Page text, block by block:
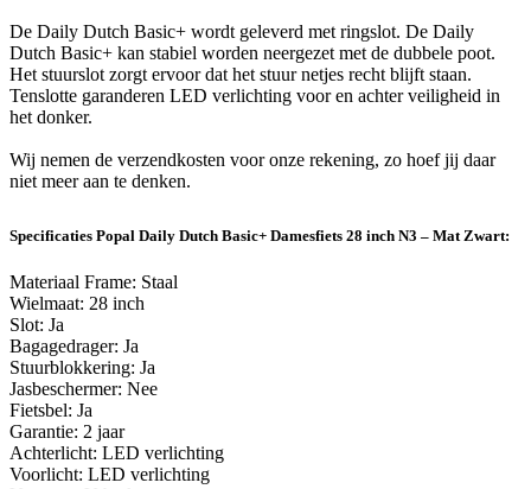
De Daily Dutch Basic+ wordt geleverd met ringslot. De Daily
Dutch Basic+ kan stabiel worden neergezet met de dubbele poot.
Het stuurslot zorgt ervoor dat het stuur netjes recht blijft staan.
Tenslotte garanderen LED verlichting voor en achter veiligheid in
het donker.
Wij nemen de verzendkosten voor onze rekening, zo hoef jij daar
niet meer aan te denken.
Specificaties Popal Daily Dutch Basic+ Damesfiets 28 inch N3 – Mat Zwart:
Materiaal Frame: Staal
Wielmaat: 28 inch
Slot: Ja
Bagagedrager: Ja
Stuurblokkering: Ja
Jasbeschermer: Nee
Fietsbel: Ja
Garantie: 2 jaar
Achterlicht: LED verlichting
Voorlicht: LED verlichting